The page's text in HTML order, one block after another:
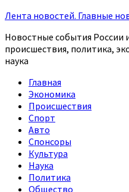
Лента новостей. Главные
Новостные события России
происшествия, политика,
наука
Главная
Экономика
Происшествия
Спорт
Авто
Спонсоры
Культура
Наука
Политика
Общество